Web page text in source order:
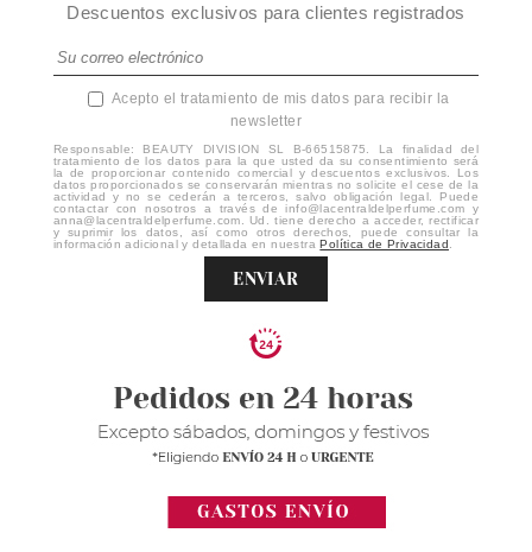
Descuentos exclusivos para clientes registrados
Acepto el tratamiento de mis datos para recibir la
newsletter
Responsable: BEAUTY DIVISION SL B-66515875. La finalidad del
tratamiento de los datos para la que usted da su consentimiento será
la de proporcionar contenido comercial y descuentos exclusivos. Los
datos proporcionados se conservarán mientras no solicite el cese de la
actividad y no se cederán a terceros, salvo obligación legal. Puede
contactar con nosotros a través de info@lacentraldelperfume.com y
anna@lacentraldelperfume.com. Ud. tiene derecho a acceder, rectificar
y suprimir los datos, así como otros derechos, puede consultar la
información adicional y detallada en nuestraPolítica de Privacidad
ENVIAR